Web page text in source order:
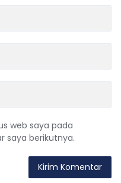
web saya pada
saya berikutnya.